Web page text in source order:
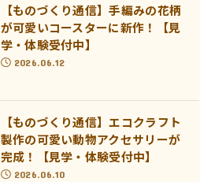
【ものづくり通信】手編みの花柄
が可愛いコースターに新作！【見
学・体験受付中】
2026.06.12
【ものづくり通信】エコクラフト
製作の可愛い動物アクセサリーが
完成！【見学・体験受付中】
2026.06.10